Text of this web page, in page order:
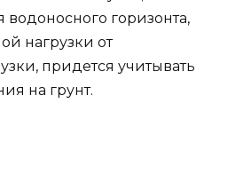
горизонта,
нагрузки от
придется учитывать
на грунт.